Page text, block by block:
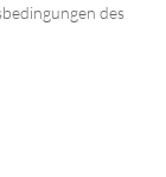
des